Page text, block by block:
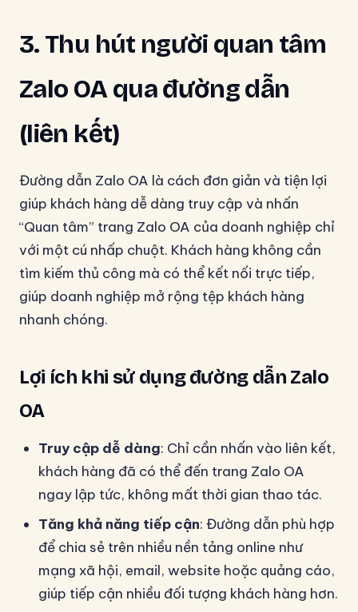
3. Thu hút người quan tâm
Zalo OA qua đường dẫn
(liên kết)
Đường dẫn Zalo OA là cách đơn giản và tiện lợi
giúp khách hàng dễ dàng truy cập và nhấn
“Quan tâm” trang Zalo OA của doanh nghiệp chỉ
với một cú nhấp chuột. Khách hàng không cần
tìm kiếm thủ công mà có thể kết nối trực tiếp,
giúp doanh nghiệp mở rộng tệp khách hàng
nhanh chóng.
Lợi ích khi sử dụng đường dẫn Zalo
OA
Truy cập dễ dàng: Chỉ cần nhấn vào liên kết,
khách hàng đã có thể đến trang Zalo OA
ngay lập tức, không mất thời gian thao tác.
Tăng khả năng tiếp cận: Đường dẫn phù hợp
để chia sẻ trên nhiều nền tảng online như
mạng xã hội, email, website hoặc quảng cáo,
giúp tiếp cận nhiều đối tượng khách hàng hơn.